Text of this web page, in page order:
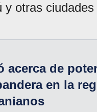
otras
acerca de
en la